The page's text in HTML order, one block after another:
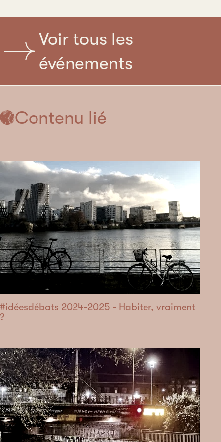
Voir tous les
événements
Contenu lié
#idéesdébats 2024-2025 - Habiter, vraiment
?